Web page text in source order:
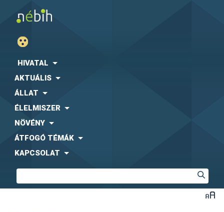
HIVATAL
AKTUÁLIS
ÁLLAT
ÉLELMISZER
NÖVÉNY
ÁTFOGÓ TÉMÁK
KAPCSOLAT